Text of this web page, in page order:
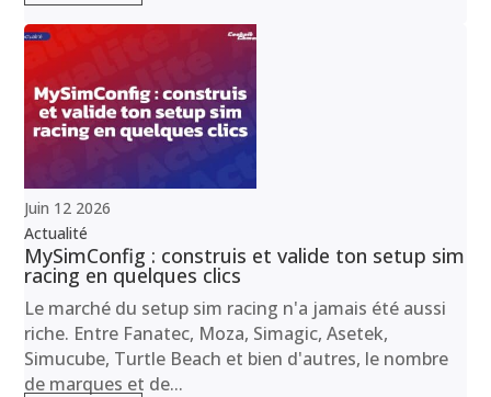
Juin 12 2026
Actualité
MySimConfig : construis et valide ton setup sim
racing en quelques clics
Le marché du setup sim racing n'a jamais été aussi
riche. Entre Fanatec, Moza, Simagic, Asetek,
Simucube, Turtle Beach et bien d'autres, le nombre
de marques et de...